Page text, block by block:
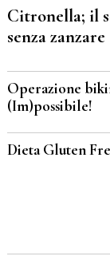
Citronella; il
senza zanzare
Operazione
(Im)possibile!
Dieta Gluten